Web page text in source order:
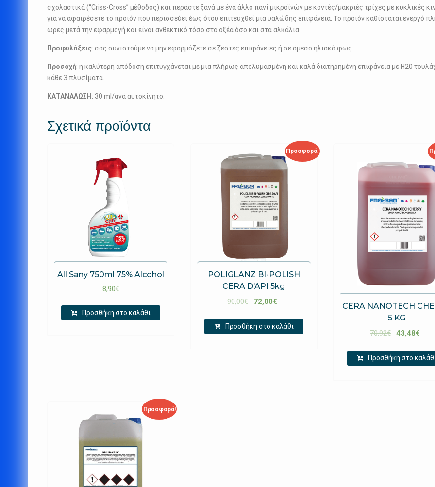
σχολαστικά (“Criss-Cross” μέθοδος) και περάστε ξανά με ένα άλλο πανί μικροϊνών με κοντές/μακριές τρίχες με κυκλικές
για να αφαιρέσετε το προϊόν που περισσεύει έως ότου επιτευχθεί μια υαλώδης επιφάνεια. Το προϊόν καθίσταται ενεργό
ώρες μετά την εφαρμογή και είναι ανθεκτικό τόσο στα οξέα όσο και στα αλκάλια.
Προφυλάξεις: σας συνιστούμε να μην εφαρμόζετε σε ζεστές επιφάνειες ή σε άμεσο ηλιακό φως.
Προσοχή: η καλύτερη απόδοση επιτυγχάνεται με μια πλήρως απολυμασμένη και καλά διατηρημένη επιφάνεια με H20
κάθε 3 πλυσίματα..
ΚΑΤΑΝΑΛΩΣΗ : 30 ml/ανά αυτοκίνητο.
Σχετικά προϊόντα
All Sany 750ml 75% Alcohol
8,90€
Προσθήκη στο καλάθι
Προσφορά!
POLIGLANZ BI-POLISH
CERA D’API 5kg
90,00€ 72,00€
Προσθήκη στο καλάθι
CERA NANOTECH
5 KG
70,92€ 43,48€
Προσθήκη στο
Προσφορά!